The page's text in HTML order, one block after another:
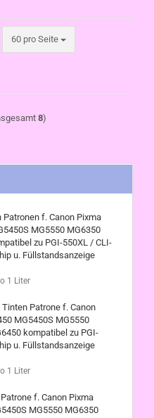
60 pro Seite
pro Seite
8)
Patronen f. Canon Pixma
MG5550 MG6350
zu PGI-550XL / CLI-
u. Füllstandsanzeige
1 Liter
Patrone f. Canon
MG5450S MG5550
kompatibel zu PGI-
u. Füllstandsanzeige
1 Liter
f. Canon Pixma
MG5550 MG6350